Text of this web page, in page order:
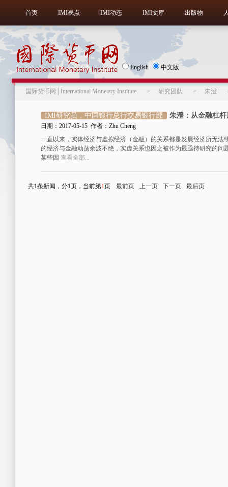
首页 IMI视点 IMI动态 IMI文库 出版物
English 中文版
国际货币网│International Monetary Institute > 研究团队 > 朱澄
IMI研究员，中国银行总行交易银行部 朱澄：从金融杠
日期：2017-05-15 作者：Zhu Cheng
一直以来，实体经济与虚拟经济（金融）的关系都是发展经济所无法
的经济与金融动荡余波不绝，实虚关系也因之被作为最亟待研究的问
某些因 查看全部...
共1条新闻，分1页，当前第1页 最前页 上一页 下一页 最后页